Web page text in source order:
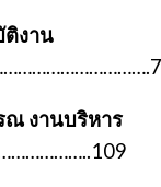
ติงาน
ณ งานบริหาร